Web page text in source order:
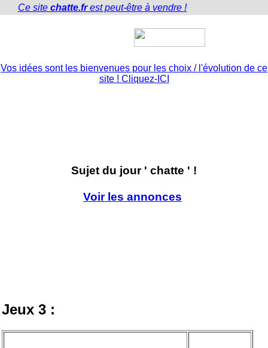
Ce site chatte.frest peut-être à vendre !
Vos idées sont les bienvenues pour les choix / l'évolution de ce
site ! Cliquez-ICI
Sujet du jour ' chatte ' !
Voir les annonces
Jeux 3 :